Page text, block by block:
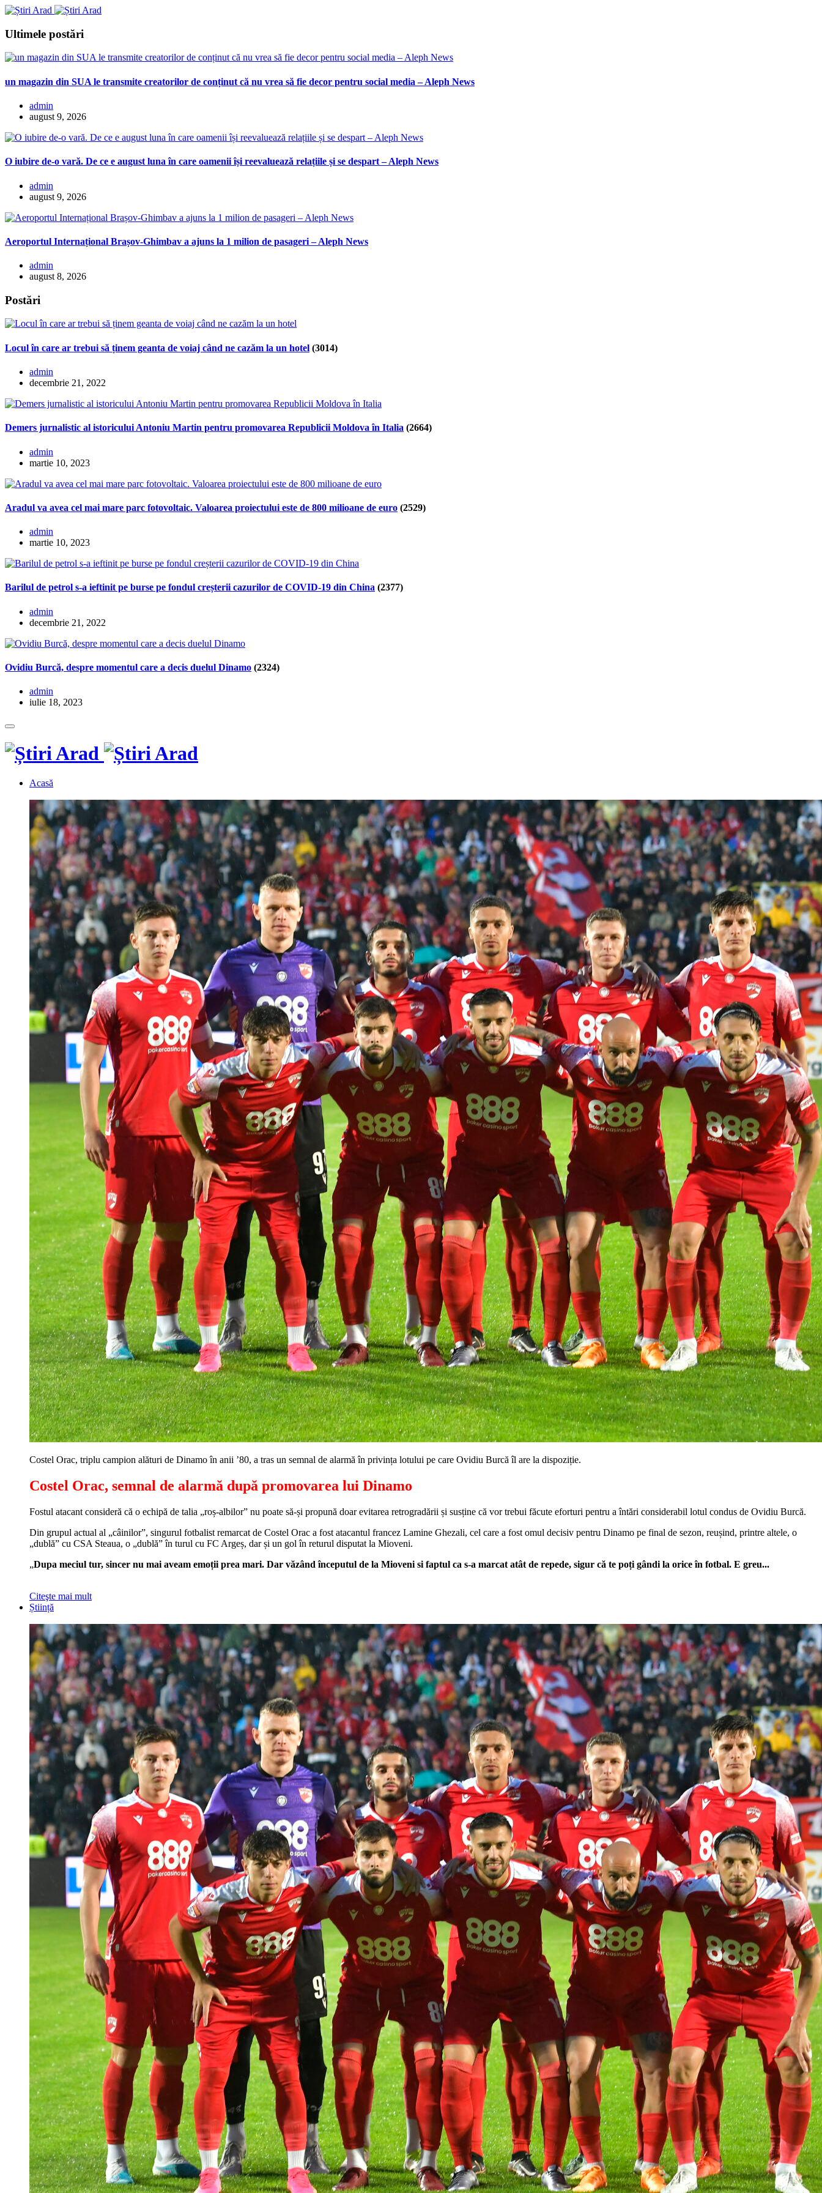
Ultimele postări
un magazin din SUA le transmite creatorilor de conținut că nu vrea să fie decor pentru social media – Aleph News
admin
august 9, 2026
O iubire de-o vară. De ce e august luna în care oamenii își reevaluează relațiile și se despart – Aleph News
admin
august 9, 2026
Aeroportul Internațional Brașov-Ghimbav a ajuns la 1 milion de pasageri – Aleph News
admin
august 8, 2026
Postări
Locul în care ar trebui să ținem geanta de voiaj când ne cazăm la un hotel (3014)
admin
decembrie 21, 2022
Demers jurnalistic al istoricului Antoniu Martin pentru promovarea Republicii Moldova în Italia (2664)
admin
martie 10, 2023
Aradul va avea cel mai mare parc fotovoltaic. Valoarea proiectului este de 800 milioane de euro (2529)
admin
martie 10, 2023
Barilul de petrol s-a ieftinit pe burse pe fondul creșterii cazurilor de COVID-19 din China (2377)
admin
decembrie 21, 2022
Ovidiu Burcă, despre momentul care a decis duelul Dinamo (2324)
admin
iulie 18, 2023
Acasă
Costel Orac, triplu campion alături de Dinamo în anii ’80, a tras un semnal de alarmă în privința lotului pe care Ovidiu Burcă îl are la dispoziție.
Costel Orac, semnal de alarmă după promovarea lui Dinamo
Fostul atacant consideră că o echipă de talia „roș-albilor” nu poate să-și propună doar evitarea retrogradării și susține că vor trebui făcute eforturi pentru a întări considerabil lotul condus de Ovidiu Burcă.
Din grupul actual al „câinilor”, singurul fotbalist remarcat de Costel Orac a fost atacantul francez Lamine Ghezali, cel care a fost omul decisiv pentru Dinamo pe final de sezon, reușind, printre altele, o
„dublă” cu CSA Steaua, o „dublă” în turul cu FC Argeș, dar și un gol în returul disputat la Mioveni.
„Dupa meciul tur, sincer nu mai aveam emoții prea mari. Dar văzând începutul de la Mioveni si faptul ca s-a marcat atât de repede, sigur că te poți gândi la orice în fotbal. E greu...
Citeşte mai mult
Știință